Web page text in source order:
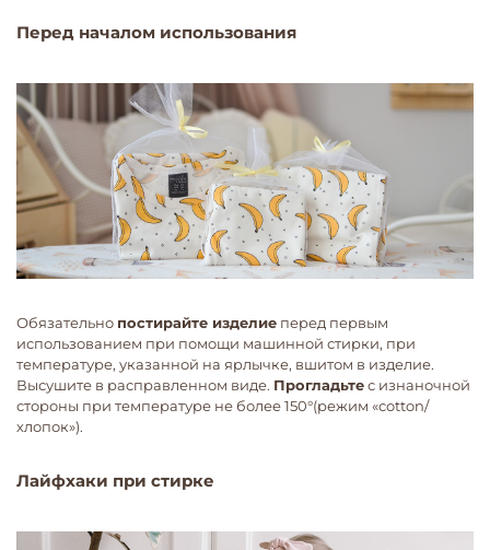
Перед началом использования
Обязательно постирайте изделие перед первым
использованием при помощи машинной стирки, при
температуре, указанной на ярлычке, вшитом в изделие.
Высушите в расправленном виде. Прогладьтес изнаночной
стороны при температуре не более 150°(режим «cotton/
хлопок»).
Лайфхаки при стирке